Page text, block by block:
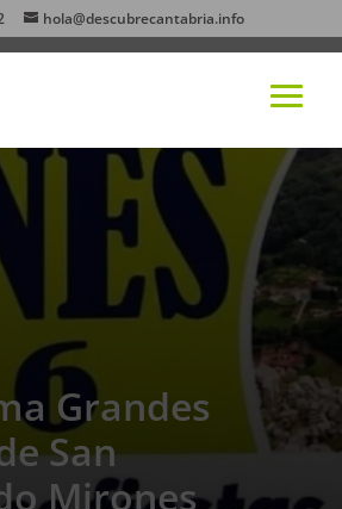
hola@descubrecantabria.info
Grandes
San
Mirones